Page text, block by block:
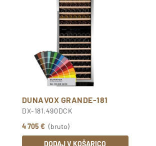
DUNAVOX GRANDE-181
DX-181.490DCK
4 705 € (bruto)
DODAJ V KOŠARICO